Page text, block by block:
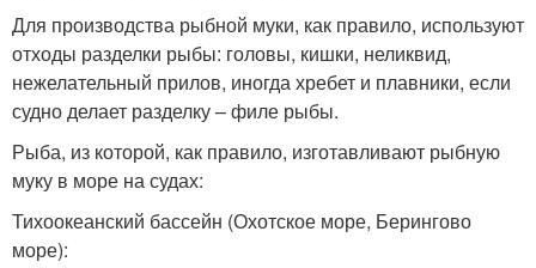
Для производства рыбной муки, как правило, используют
отходы разделки рыбы: головы, кишки, неликвид,
нежелательный прилов, иногда хребет и плавники, если
судно делает разделку – филе рыбы.
Рыба, из которой, как правило, изготавливают рыбную
муку в море на судах:
Тихоокеанский бассейн (Охотское море, Берингово
море):